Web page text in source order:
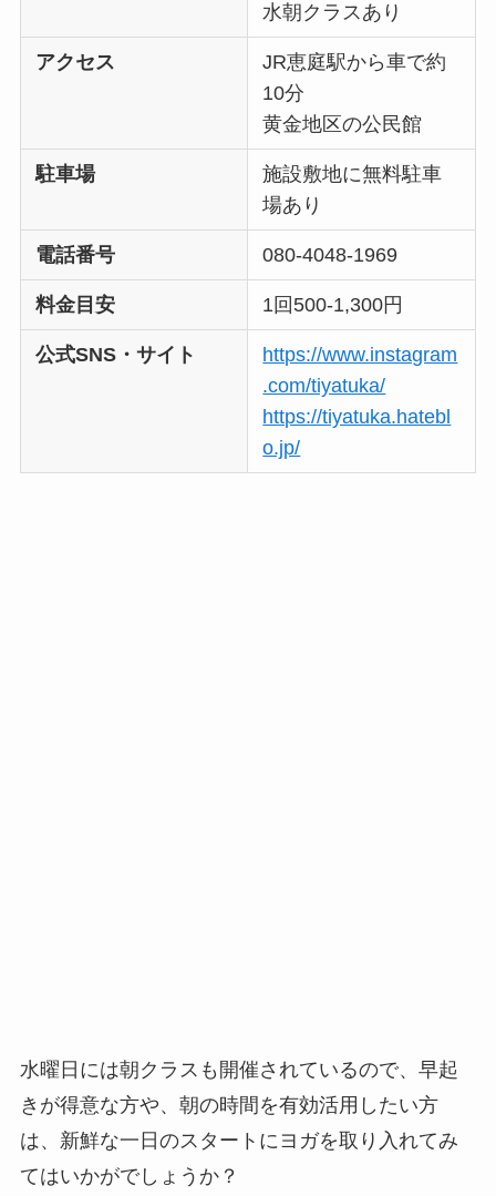
水朝クラスあり
アクセス
JR恵庭駅から車で約
10分
黄金地区の公民館
駐車場
施設敷地に無料駐車
場あり
電話番号 080-4048-1969
料金目安 1回500-1,300円
公式SNS・サイト
https://www.instagram
.com/tiyatuka/
https://tiyatuka.hatebl
o.jp/
水曜日には朝クラスも開催されているので、早起
きが得意な方や、朝の時間を有効活用したい方
は、新鮮な一日のスタートにヨガを取り入れてみ
てはいかがでしょうか？